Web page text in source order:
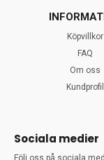
Köpvillkor
FAQ
Om oss
Kundprofil
Sociala medier
Följ oss på sociala